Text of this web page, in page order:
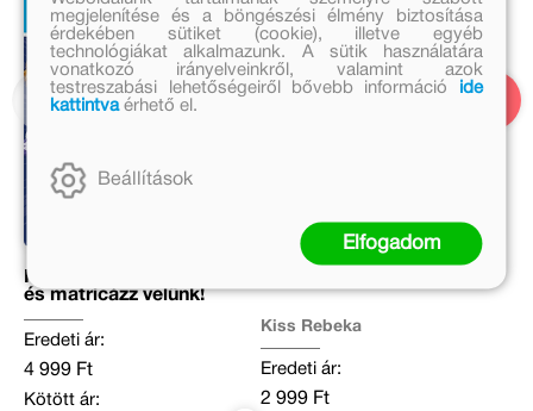
Mancs Őrjárat – Színezz
és matricázz velünk!
Eredeti ár:
4 999 Ft
Kötött ár:
Kiss Rebeka
Eredeti ár:
2 999 Ft
megjelenítése és a böngészési élmény biztosítása
érdekében sütiket (cookie), illetve egyéb
technológiákat alkalmazunk. A sütik használatára
vonatkozó irányelveinkről, valamint azok
testreszabási lehetőségeiről bővebb információ
ide
kattintvaérhető el.
Beállítások
Elfogadom